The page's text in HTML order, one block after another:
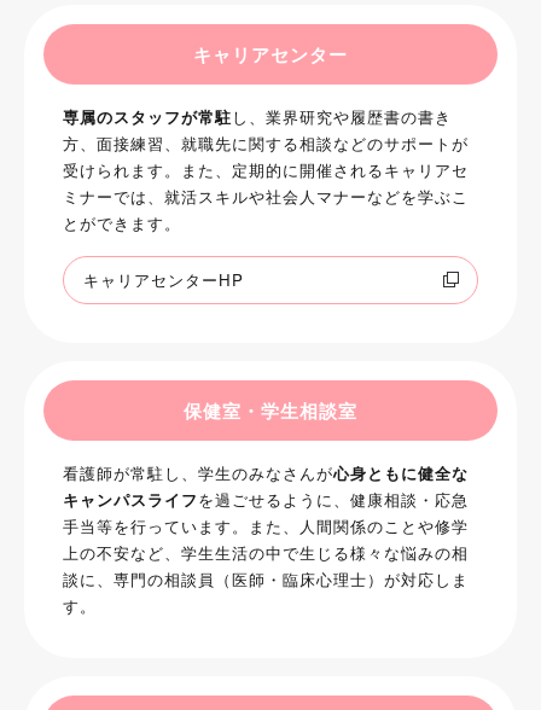
キャリアセンター
専属のスタッフが常駐し、業界研究や履歴書の書き
方、面接練習、就職先に関する相談などのサポートが
受けられます。また、定期的に開催されるキャリアセ
ミナーでは、就活スキルや社会人マナーなどを学ぶこ
とができます。
キャリアセンターHP
保健室・学生相談室
看護師が常駐し、学生のみなさんが心身ともに健全な
キャンパスライフを過ごせるように、健康相談・応急
手当等を行っています。また、人間関係のことや修学
上の不安など、学生生活の中で生じる様々な悩みの相
談に、専門の相談員（医師・臨床心理士）が対応しま
す。